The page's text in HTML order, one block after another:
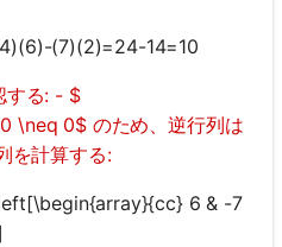
(7)(2)=24-14=10
する: - $
\neq 0$ のため、逆行列は
を計算する:
6 & -7